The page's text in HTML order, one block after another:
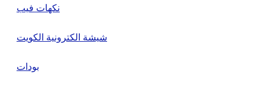
نكهات فيب
شيشة الكترونية الكويت
بودات